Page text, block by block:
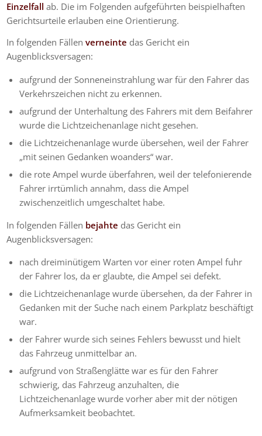
Einzelfallab. Die im Folgenden aufgeführten beispielhaften
Gerichtsurteile erlauben eine Orientierung.
In folgenden Fällenverneinte das Gericht ein
Augenblicksversagen:
aufgrund der Sonneneinstrahlung war für den Fahrer das
Verkehrszeichen nicht zu erkennen.
aufgrund der Unterhaltung des Fahrers mit dem Beifahrer
wurde die Lichtzeichenanlage nicht gesehen.
die Lichtzeichenanlage wurde übersehen, weil der Fahrer
„mit seinen Gedanken woanders“ war.
die rote Ampel wurde überfahren, weil der telefonierende
Fahrer irrtümlich annahm, dass die Ampel
zwischenzeitlich umgeschaltet habe.
In folgenden Fällen bejahte das Gericht ein
Augenblicksversagen:
nach dreiminütigem Warten vor einer roten Ampel fuhr
der Fahrer los, da er glaubte, die Ampel sei defekt.
die Lichtzeichenanlage wurde übersehen, da der Fahrer in
Gedanken mit der Suche nach einem Parkplatz beschäftigt
war.
der Fahrer wurde sich seines Fehlers bewusst und hielt
das Fahrzeug unmittelbar an.
aufgrund von Straßenglätte war es für den Fahrer
schwierig, das Fahrzeug anzuhalten, die
Lichtzeichenanlage wurde vorher aber mit der nötigen
Aufmerksamkeit beobachtet.